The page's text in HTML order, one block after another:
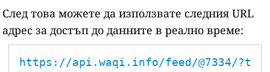
След това можете да използвате следния URL
адрес за достъп до данните в реално време:
https://api.waqi.info/feed/@7334/?t